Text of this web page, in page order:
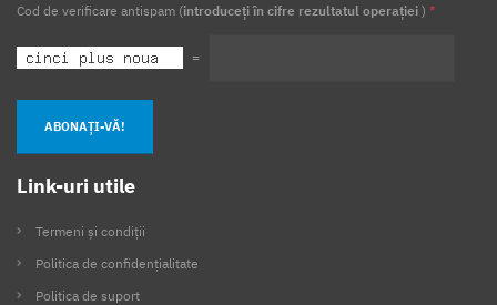
Cod de verificare antispam (introduceți în cifre rezultatul operației ) *
=
ABONAȚI-VĂ!
Link-uri utile
Termeni și condiții
Politica de confidențialitate
Politica de suport